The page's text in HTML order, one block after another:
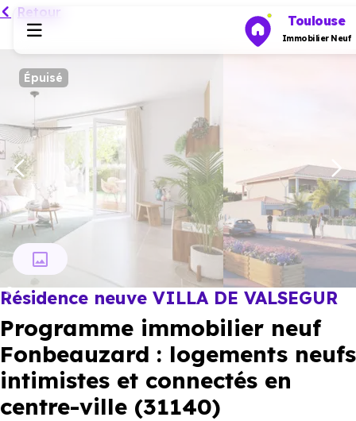
Toulouse
Immobilier Neuf
Programmes neufs
Investir
Actualités
Ressources
Financer
Retour
Épuisé
Résidence neuve VILLA DE VALSEGUR
Programme immobilier neuf
Fonbeauzard : logements neufs
intimistes et connectés en
centre-ville (31140)